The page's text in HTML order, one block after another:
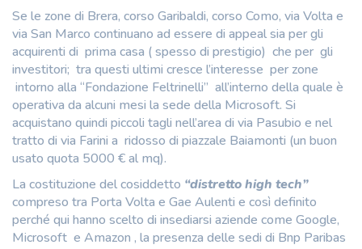
Se le zone di Brera, corso Garibaldi, corso Como, via Volta e
via San Marco continuano ad essere di appeal sia per gli
acquirenti di prima casa ( spesso di prestigio) che per gli
investitori; tra questi ultimi cresce l’interesse per zone
intorno alla “Fondazione Feltrinelli” all’interno della quale è
operativa da alcuni mesi la sede della Microsoft. Si
acquistano quindi piccoli tagli nell’area di via Pasubio e nel
tratto di via Farini a ridosso di piazzale Baiamonti (un buon
usato quota 5000 € al mq).
La costituzione del cosiddetto “distretto high tech”
compreso tra Porta Volta e Gae Aulenti e così definito
perché qui hanno scelto di insediarsi aziende come Google,
Microsoft e Amazon , la presenza delle sedi di Bnp Paribas